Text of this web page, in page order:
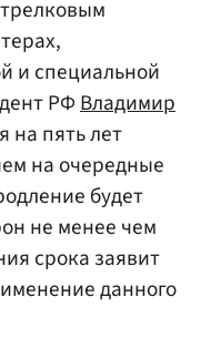
и специальной
РФВладимир
на пять лет
на очередные
будет
не менее чем
срока заявит
данного